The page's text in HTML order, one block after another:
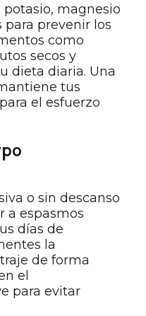
magnesio
para prevenir los
como
secos y
dieta diaria. Una
tus
el esfuerzo
o sin descanso
a espasmos
días de
la
de forma
el
para evitar